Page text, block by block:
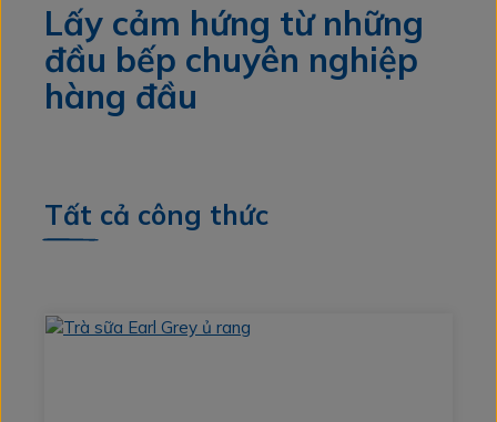
Lấy cảm hứng từ những
đầu bếp chuyên nghiệp
hàng đầu
Tất cả công thức